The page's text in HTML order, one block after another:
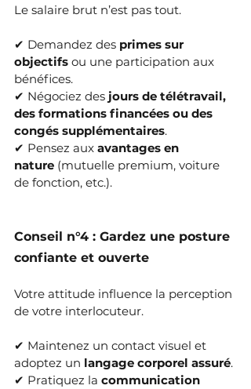
Le salaire brut n’est pas tout.
✔ Demandez des primes sur
objectifs ou une participation aux
bénéfices.
✔ Négociez des jours de télétravail,
des formations financées ou des
congés supplémentaires.
✔ Pensez aux avantages en
nature (mutuelle premium, voiture
de fonction, etc.).
Conseil n°4 : Gardez une posture
confiante et ouverte
Votre attitude influence la perception
de votre interlocuteur.
✔ Maintenez un contact visuel et
adoptez un langage corporel assuré.
✔ Pratiquez la communication